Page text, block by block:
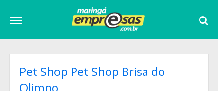
Pet Shop Pet Shop Brisa do
Olimpo